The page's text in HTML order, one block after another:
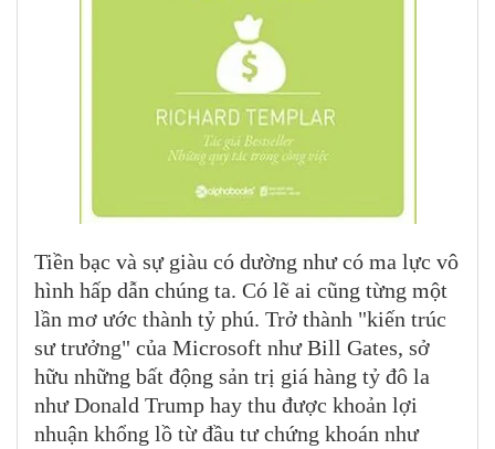
Tiền bạc và sự giàu có dường như có ma lực vô
hình hấp dẫn chúng ta. Có lẽ ai cũng từng một
lần mơ ước thành tỷ phú. Trở thành "kiến trúc
sư trưởng" của Microsoft như Bill Gates, sở
hữu những bất động sản trị giá hàng tỷ đô la
như Donald Trump hay thu được khoản lợi
nhuận khổng lồ từ đầu tư chứng khoán như